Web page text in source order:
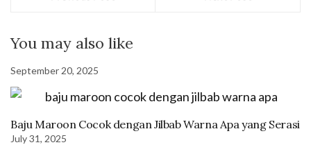
You may also like
September 20, 2025
Baju Maroon Cocok dengan Jilbab Warna Apa yang Serasi
July 31, 2025